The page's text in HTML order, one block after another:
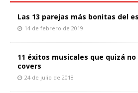
Las 13 parejas más bonitas del
14 de febrero de 2019
11 éxitos musicales que quizá
covers
24 de julio de 2018